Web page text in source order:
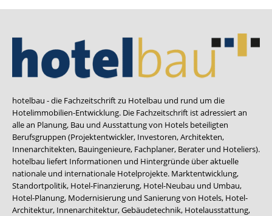
hotelbau - die Fachzeitschrift zu Hotelbau und rund um die
Hotelimmobilien-Entwicklung. Die Fachzeitschrift ist adressiert an
alle an Planung, Bau und Ausstattung von Hotels beteiligten
Berufsgruppen (Projektentwickler, Investoren, Architekten,
Innenarchitekten, Bauingenieure, Fachplaner, Berater und Hoteliers).
hotelbau liefert Informationen und Hintergründe über aktuelle
nationale und internationale Hotelprojekte. Marktentwicklung,
Standortpolitik, Hotel-Finanzierung, Hotel-Neubau und Umbau,
Hotel-Planung, Modernisierung und Sanierung von Hotels, Hotel-
Architektur, Innenarchitektur, Gebäudetechnik, Hotelausstattung,